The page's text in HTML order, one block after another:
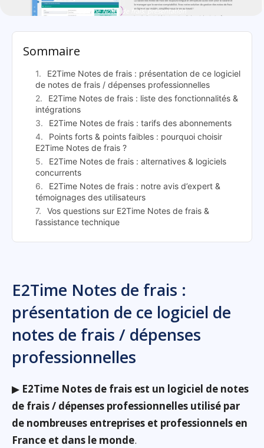
E2Time Notes de frais: présentation
Sommaire
E2Time Notes de frais : présentation de ce logiciel
de notes de frais / dépenses professionnelles
E2Time Notes de frais : liste des fonctionnalités &
intégrations
E2Time Notes de frais : tarifs des abonnements
Points forts & points faibles : pourquoi choisir
E2Time Notes de frais ?
E2Time Notes de frais : alternatives & logiciels
concurrents
E2Time Notes de frais : notre avis d’expert &
témoignages des utilisateurs
Vos questions sur E2Time Notes de frais &
l’assistance technique
E2Time Notes de frais :
présentation de ce logiciel de
notes de frais / dépenses
professionnelles
▶ E2Time Notes de frais est un logiciel de notes
de frais / dépenses professionnelles utilisé par
de nombreuses entreprises et professionnels en
France et dans le monde.